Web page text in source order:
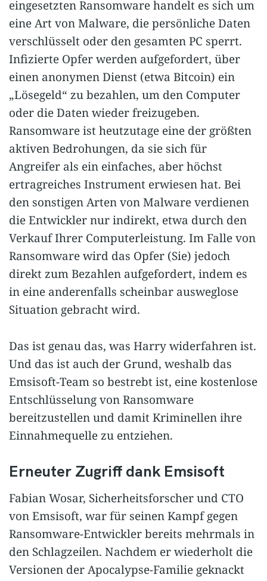
eingesetzten Ransomware handelt es sich um
eine Art von Malware, die persönliche Daten
verschlüsselt oder den gesamten PC sperrt.
Infizierte Opfer werden aufgefordert, über
einen anonymen Dienst (etwa Bitcoin) ein
„Lösegeld“ zu bezahlen, um den Computer
oder die Daten wieder freizugeben.
Ransomware ist heutzutage eine der größten
aktiven Bedrohungen, da sie sich für
Angreifer als ein einfaches, aber höchst
ertragreiches Instrument erwiesen hat. Bei
den sonstigen Arten von Malware verdienen
die Entwickler nur indirekt, etwa durch den
Verkauf Ihrer Computerleistung. Im Falle von
Ransomware wird das Opfer (Sie) jedoch
direkt zum Bezahlen aufgefordert, indem es
in eine anderenfalls scheinbar ausweglose
Situation gebracht wird.
Das ist genau das, was Harry widerfahren ist.
Und das ist auch der Grund, weshalb das
Emsisoft-Team so bestrebt ist, eine kostenlose
Entschlüsselung von Ransomware
bereitzustellen und damit Kriminellen ihre
Einnahmequelle zu entziehen.
Erneuter Zugriff dank Emsisoft
Fabian Wosar, Sicherheitsforscher und CTO
von Emsisoft, war für seinen Kampf gegen
Ransomware-Entwickler bereits mehrmals in
den Schlagzeilen. Nachdem er wiederholt die
Versionen der Apocalypse-Familie geknackt